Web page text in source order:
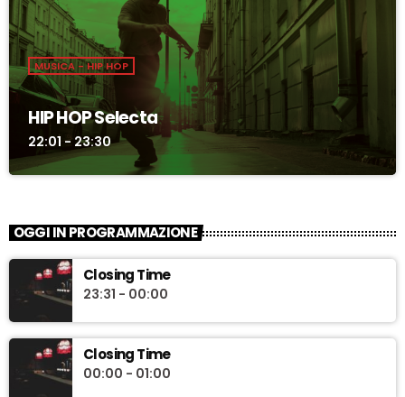
MUSICA - HIP HOP
HIP HOP Selecta
22:01 - 23:30
OGGI IN PROGRAMMAZIONE
Closing Time
23:31 - 00:00
Closing Time
00:00 - 01:00